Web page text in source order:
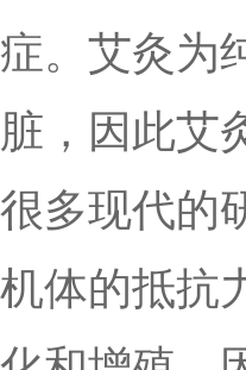
症。艾灸为
脏，因此艾
很多现代的
机体的抵抗